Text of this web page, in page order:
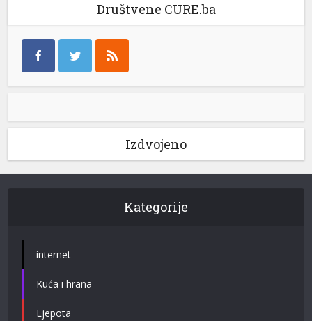
Društvene CURE.ba
Izdvojeno
Kategorije
internet
Kuća i hrana
Ljepota